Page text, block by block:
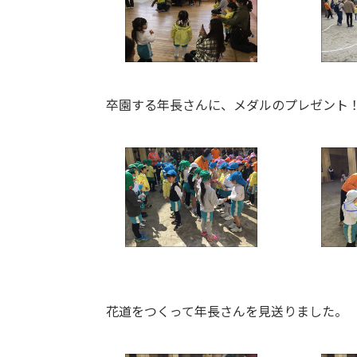
卒園する年長さんに、メダルのプレゼント
花道をつくって年長さんを見送りました。